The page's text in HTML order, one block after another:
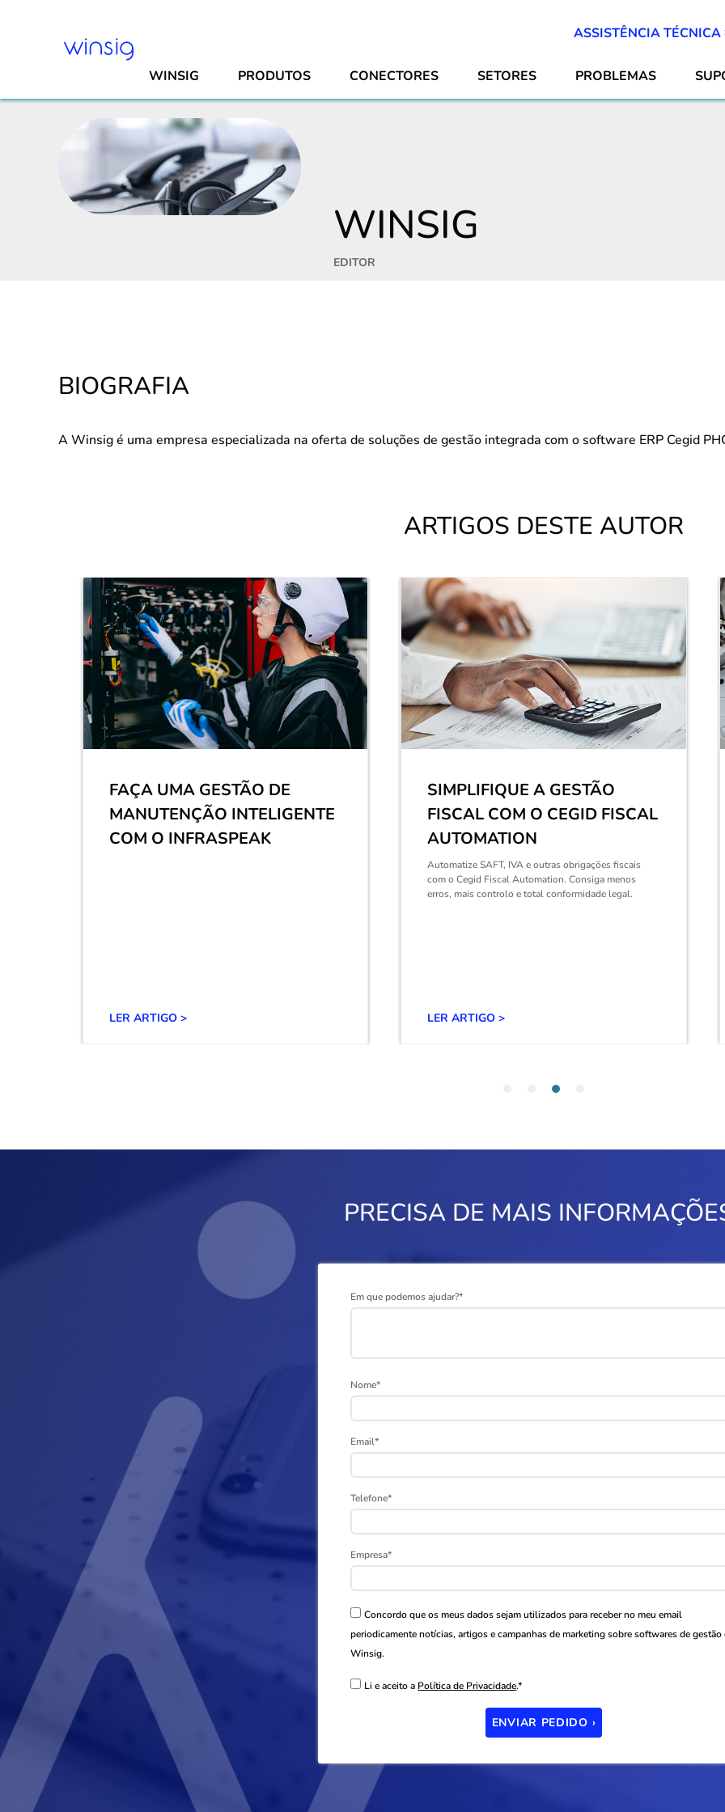
ASSISTÊNCIA TÉCNICA
WINSIG PRODUTOS CONECTORES SETORES PROBLEMAS
WINSIG
EDITOR
BIOGRAFIA
A Winsig é uma empresa especializada na oferta de soluções de gestão integrada com o software ERP Cegid
ARTIGOS DESTE AUTOR
GESTÃO DE MANUTENÇÃO
SIMPLIFICADA COM O
INFRASPEAK
LER ARTIGO >
FERRAMENTAS DIGITAIS
PARA UMA GESTÃO DE
HORÁRIOS MAIS EFICIENTE
LER ARTIGO >
PRECISA DE MAIS
Em que podemos ajudar?*
Nome*
Email*
Telefone*
Empresa*
Concordo que os meus dados sejam utilizados para receber no meu email
periodicamente notícias, artigos e campanhas de marketing sobre softwares de gestão
Winsig.
Li e aceito a Política de Privacidade.*
ENVIAR PEDIDO ›